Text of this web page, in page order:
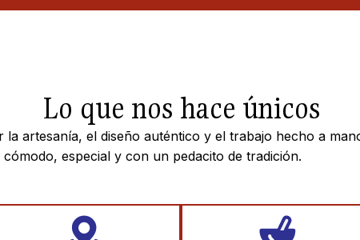
Lo que nos hace únicos
artesanía, el diseño auténtico y el trabajo hecho a
especial y con un pedacito de tradición.